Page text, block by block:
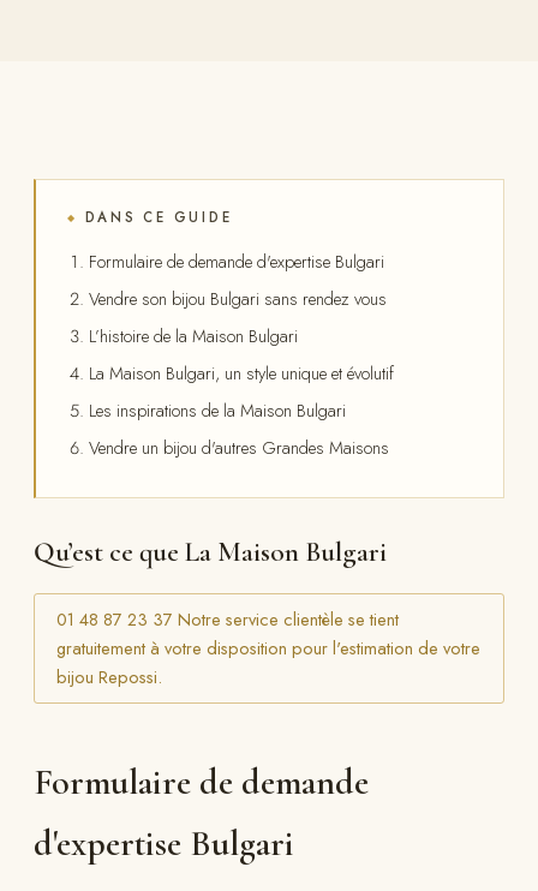
◆ DANS CE GUIDE
Formulaire de demande d'expertise Bulgari
Vendre son bijou Bulgari sans rendez vous
L’histoire de la Maison Bulgari
La Maison Bulgari, un style unique et évolutif
Les inspirations de la Maison Bulgari
Vendre un bijou d'autres Grandes Maisons
Qu’est ce que La Maison Bulgari
01 48 87 23 37 Notre service clientèle se tient
gratuitement à votre disposition pour l'estimation de votre
bijou Repossi.
Formulaire de demande
d'expertise Bulgari